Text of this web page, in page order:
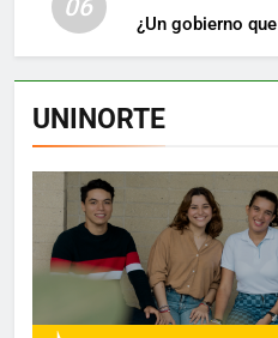
06
¿Un gobierno
UNINORTE